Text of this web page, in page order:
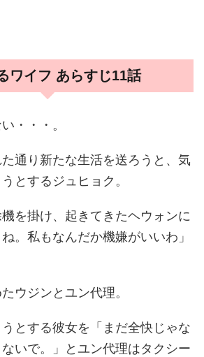
ワイフ あらすじ11話
・・・。
通り新たな生活を送ろうと、気
とするジュヒョク。
を掛け、起きてきたヘウォンに
。私もなんだか機嫌がいいわ」
ウジンとユン代理。
とする彼女を 「まだ全快じゃな
いで。」 とユン代理はタクシー